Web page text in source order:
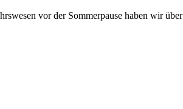
vor der Sommerpause haben wir